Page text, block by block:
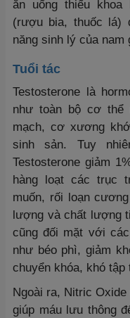
ăn uống thiếu
(rượu bia, thuốc lá)
năng sinh lý của nam
Tuổi tác
Testosterone là
như toàn bộ cơ thể
mạch, cơ xương
sinh sản. Tuy
Testosterone giảm
hàng loạt các trục
muốn, rối loạn
lượng và chất lượng
cũng đối mặt với
như béo phì, giảm
chuyển khóa, khó
Ngoài ra, Nitric
giúp máu lưu thông